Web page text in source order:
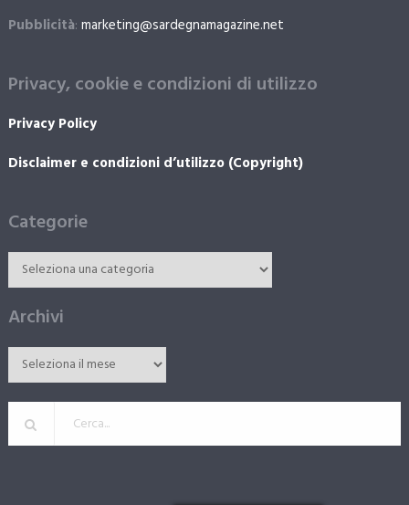
Pubblicità: marketing@sardegnamagazine.net
Privacy, cookie e condizioni di utilizzo
Privacy Policy
Disclaimer e condizioni d’utilizzo (Copyright)
Categorie
Archivi